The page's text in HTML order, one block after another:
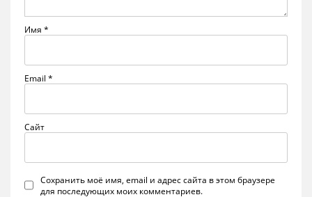
Имя *
Email *
Сайт
Сохранить моё имя, email и адрес сайта в этом браузере
для последующих моих комментариев.